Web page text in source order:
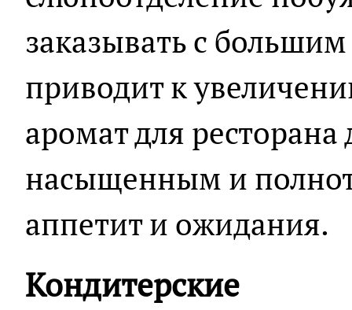
заказывать с
приводит к
аромат для
насыщенным и
аппетит и ожидания.
Кондитерские